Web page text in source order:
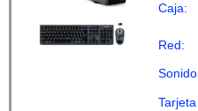
Caja:
Red:
Tarjeta